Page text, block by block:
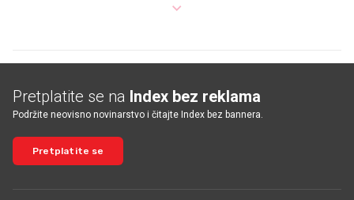
Pretplatite se na Index bez reklama
Podržite neovisno novinarstvo i čitajte Index bez bannera.
Pretplatite se